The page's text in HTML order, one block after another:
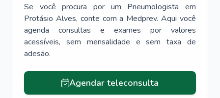
Se você procura por um Pneumologista
em
Protásio Alves, conte com a Medprev. Aqui você
agenda consultas e exames por valores
acessíveis, sem mensalidade e sem taxa de
adesão.
Agendar teleconsulta